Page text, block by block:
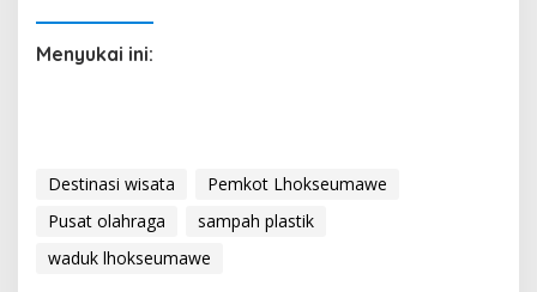
Menyukai ini:
Destinasi wisata
Pemkot Lhokseumawe
Pusat olahraga
sampah plastik
waduk lhokseumawe